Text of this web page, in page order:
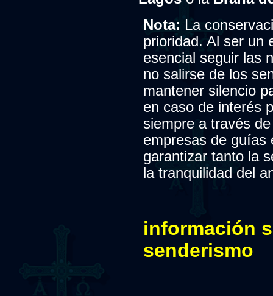
Nota: La
prioridad. Al ser un
esencial seguir las
no salirse de los
mantener silencio
en caso de interés
siempre a través
empresas de guías
garantizar tanto la
la tranquilidad del
información
senderismo